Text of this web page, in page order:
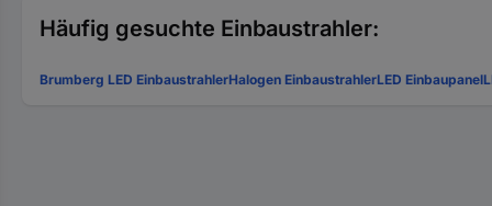
Häufig gesuchte Einbaustrahler:
Brumberg LED EinbaustrahlerHalogen EinbaustrahlerLED Einbaupanel